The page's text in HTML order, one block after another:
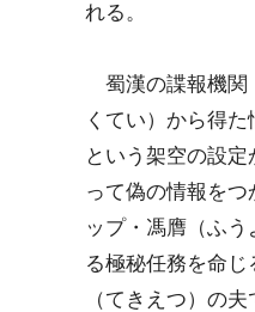
れる。
蜀漢の諜報機関
くてい）から得
という架空の設
って偽の情報を
ップ・馮膺（ふ
る極秘任務を命
（てきえつ）の